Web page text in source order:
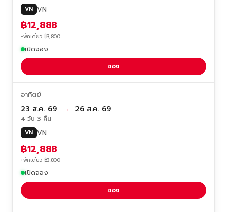
VN VN
฿12,888
+พักเดี่ยว ฿3,800
เปิดจอง
จอง
อาทิตย์
23 ส.ค. 69 → 26 ส.ค. 69
4 วัน 3 คืน
VN VN
฿12,888
+พักเดี่ยว ฿3,800
เปิดจอง
จอง